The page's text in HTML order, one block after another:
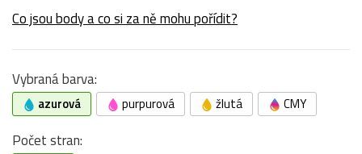
Co jsou body a co si za ně mohu pořídit?
Vybraná barva:
azurová purpurová žlutá CMY
Počet stran: